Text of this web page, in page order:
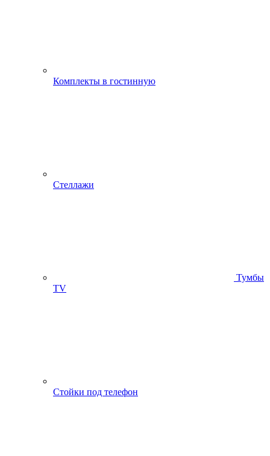
Комплекты в гостинную
Стеллажи
Тумбы
ТV
Стойки под телефон